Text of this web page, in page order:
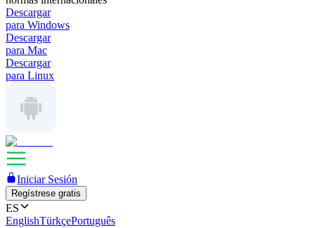
Descargar
para Windows
Descargar
para Mac
Descargar
para Linux
Iniciar Sesión
Regístrese gratis
ES
EnglishTürkçePortuguês